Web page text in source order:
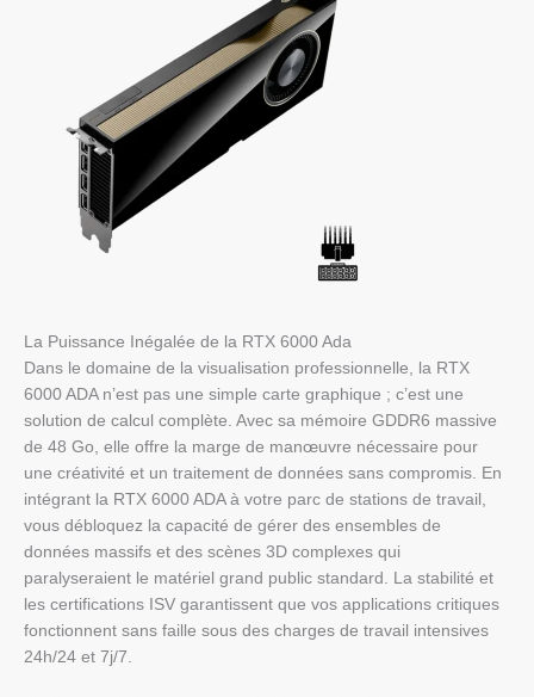
La Puissance Inégalée de la RTX 6000 Ada
Dans le domaine de la visualisation professionnelle, la RTX
6000 ADA n’est pas une simple carte graphique ; c’est une
solution de calcul complète. Avec sa mémoire GDDR6 massive
de 48 Go, elle offre la marge de manœuvre nécessaire pour
une créativité et un traitement de données sans compromis. En
intégrant la RTX 6000 ADA à votre parc de stations de travail,
vous débloquez la capacité de gérer des ensembles de
données massifs et des scènes 3D complexes qui
paralyseraient le matériel grand public standard. La stabilité et
les certifications ISV garantissent que vos applications critiques
fonctionnent sans faille sous des charges de travail intensives
24h/24 et 7j/7.